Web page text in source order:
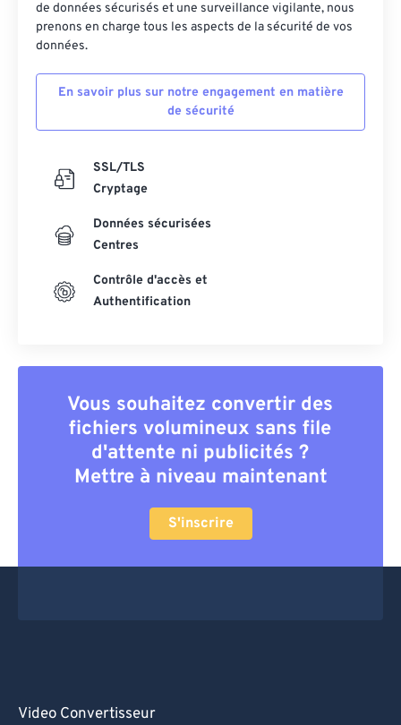
de données sécurisés et une surveillance vigilante, nous
prenons en charge tous les aspects de la sécurité de vos
données.
En savoir plus sur notre engagement en matière
de sécurité
SSL/TLS
Cryptage
Données sécurisées
Centres
Contrôle d'accès et
Authentification
Vous souhaitez convertir des
fichiers volumineux sans file
d'attente ni publicités ?
Mettre à niveau maintenant
S'inscrire
Video Convertisseur